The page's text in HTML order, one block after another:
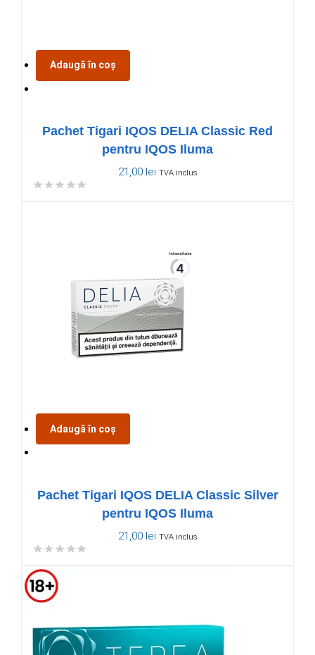
Adaugă în coș
Pachet Tigari IQOS DELIA Classic Red
pentru IQOS Iluma
21,00 lei TVA inclus
Adaugă în coș
Pachet Tigari IQOS DELIA Classic Silver
pentru IQOS Iluma
21,00 lei TVA inclus